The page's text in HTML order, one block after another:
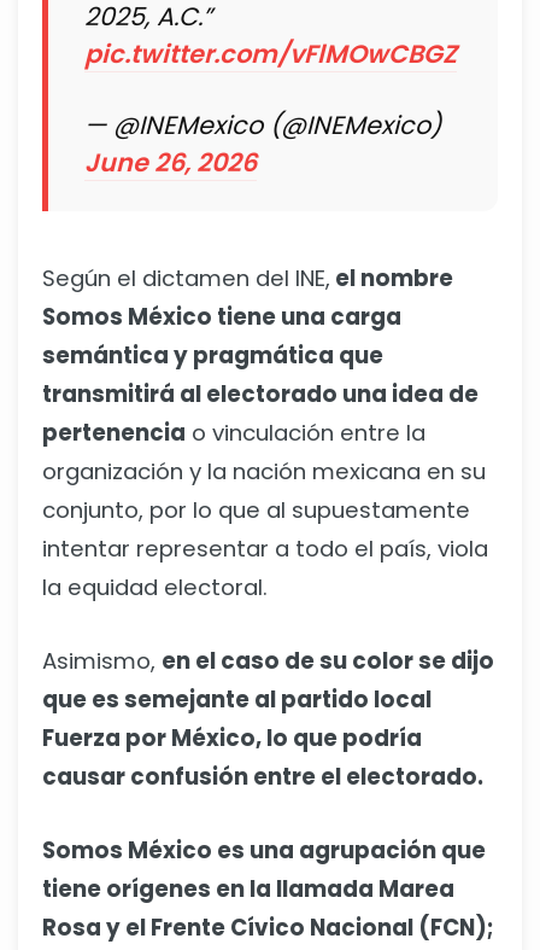
2025, A.C.”
pic.twitter.com/vFlMOwCBGZ
— @INEMexico (@INEMexico)
June 26, 2026
Según el dictamen del INE, el nombre
Somos México tiene una carga
semántica y pragmática que
transmitirá al electorado una idea de
pertenencia o vinculación entre la
organización y la nación mexicana en su
conjunto, por lo que al supuestamente
intentar representar a todo el país, viola
la equidad electoral.
Asimismo, en el caso de su color se dijo
que es semejante al partido local
Fuerza por México, lo que podría
causar confusión entre el electorado.
Somos México es una agrupación que
tiene orígenes en la llamada Marea
Rosa y el Frente Cívico Nacional (FCN);